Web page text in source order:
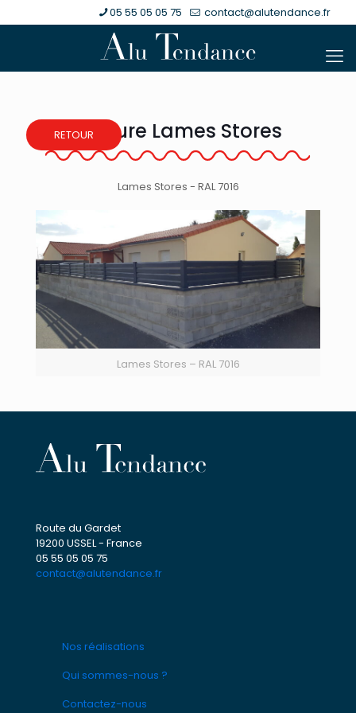
05 55 05 05 75 contact@alutendance.fr
RETOURClôture Lames Stores
Lames Stores - RAL 7016
Lames Stores – RAL 7016
Route du Gardet
19200 USSEL - France
05 55 05 05 75
contact@alutendance.fr
Nos réalisations
Qui sommes-nous ?
Contactez-nous